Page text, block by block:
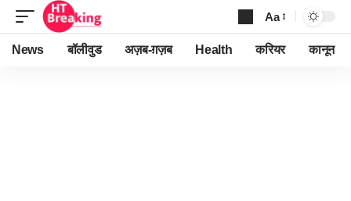
Font
Resizer
Aa
News बॉलीवुड अज़ब-ग़ज़ब Health करियर कानून